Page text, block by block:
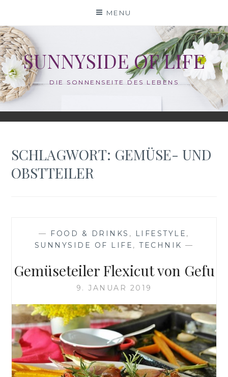
content
MENU
SUNNYSIDE OF LIFE
DIE SONNENSEITE DES LEBENS
SCHLAGWORT: GEMÜSE- UND
OBSTTEILER
— FOOD & DRINKS , LIFESTYLE ,
SUNNYSIDE OF LIFE , TECHNIK —
Gemüseteiler Flexicut von Gefu
9. JANUAR 2019